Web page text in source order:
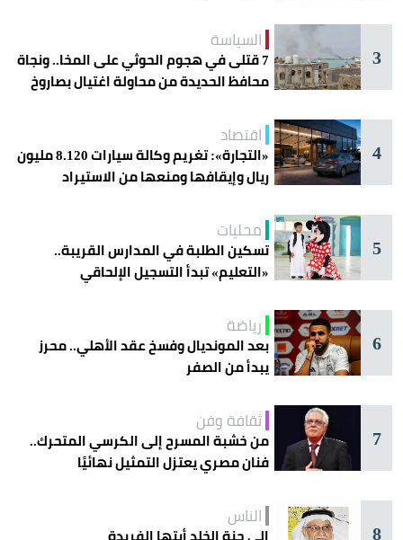
3
السياسة
7 قتلى في هجوم الحوثي على المخا.. ونجاة
محافظ الحديدة من محاولة اغتيال بصاروخ
4
اقتصاد
«التجارة»: تغريم وكالة سيارات 8.120 مليون
ريال وإيقافها ومنعها من الاستيراد
5
محليات
تسكين الطلبة في المدارس القريبة..
«التعليم» تبدأ التسجيل الإلحاقي
6
رياضة
بعد المونديال وفسخ عقد الأهلي.. محرز
يبدأ من الصفر
7
ثقافة وفن
من خشبة المسرح إلى الكرسي المتحرك..
فنان مصري يعتزل التمثيل نهائيًا
8
الناس